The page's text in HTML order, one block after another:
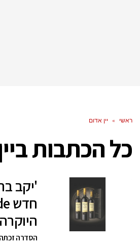
ראשי » יין אדום
כל הכתבות ב
'יקב
היוקרה
הסדרה